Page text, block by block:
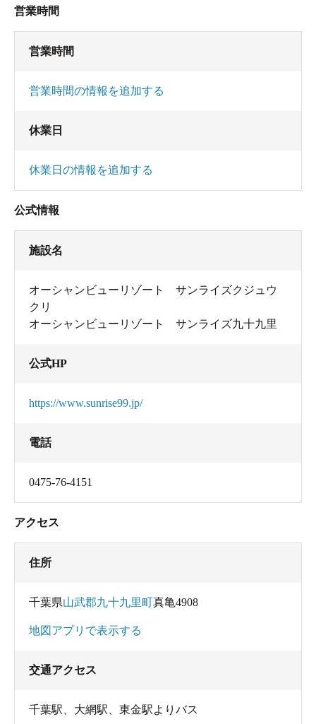
営業時間
営業時間
営業時間の情報を追加する
休業日
休業日の情報を追加する
公式情報
施設名
オーシャンビューリゾート サンライズクジュウ
クリ
オーシャンビューリゾート サンライズ九十九里
公式HP
https://www.sunrise99.jp/
電話
0475-76-4151
アクセス
住所
千葉県山武郡九十九里町真亀4908
地図アプリで表示する
交通アクセス
千葉駅、大網駅、東金駅よりバス